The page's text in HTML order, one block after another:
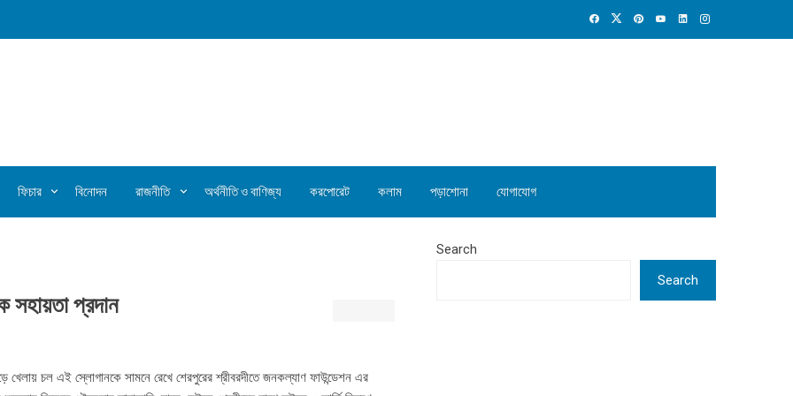
ফিচার বিনোদন রাজনীতি অর্থনীতি ও বাণিজ্য করপোরেট কলাম পড়াশোনা যোগাযোগ
সহায়তা প্রদান
খেলায় চল এই স্লোগানকে সামনে রেখে শেরপুরের শ্রীবরদীতে জনকল্যাণ ফাউন্ডেশন এর
Search
Search